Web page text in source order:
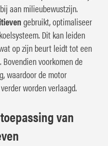
aan milieubewustzijn.
gebruikt, optimaliseer
Dit kan leiden
op zijn beurt leidt tot een
voorkomen de
waardoor de motor
worden verlaagd.
van